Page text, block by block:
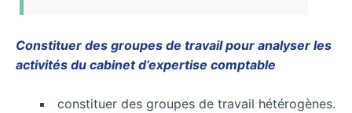
Constituer des groupes de travail pour analyser les
activités du cabinet d’expertise comptable
constituer des groupes de travail hétérogènes.